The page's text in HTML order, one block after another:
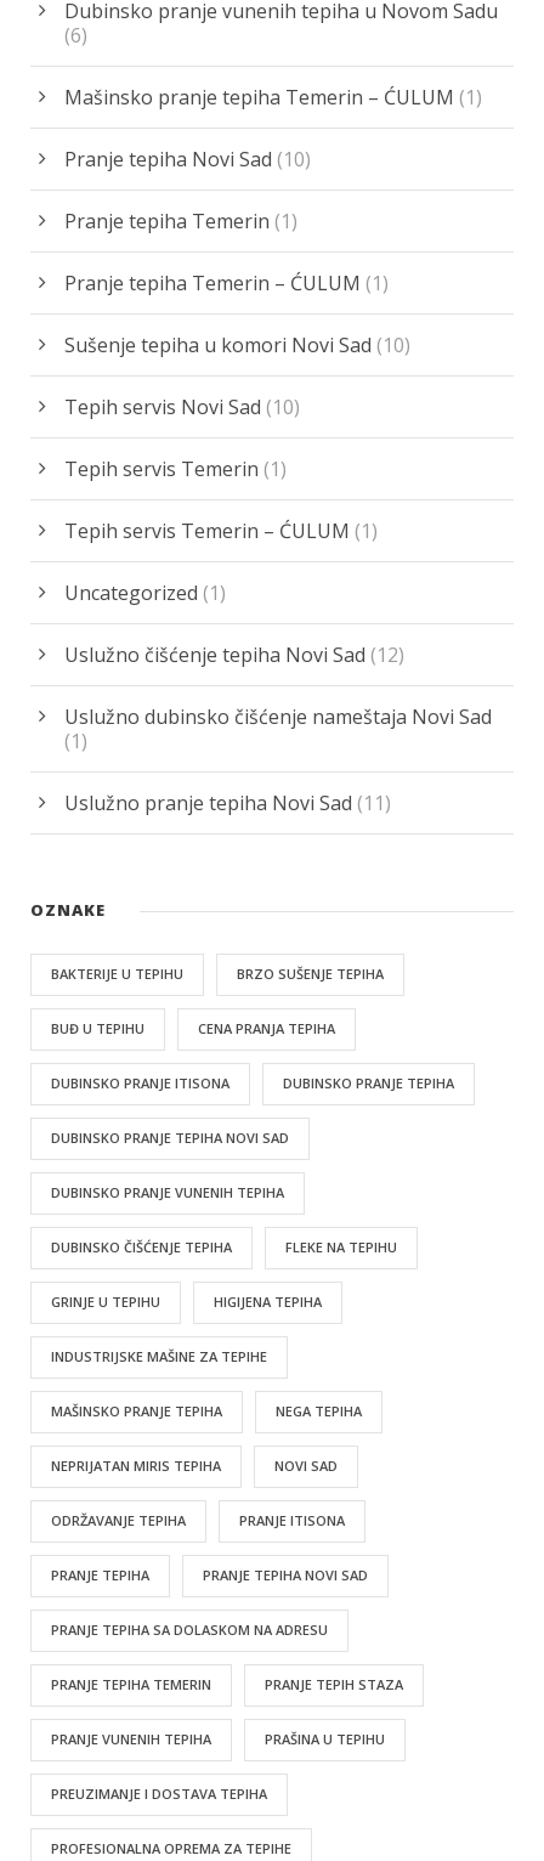
Dubinsko pranje vunenih tepiha u Novom Sadu
(6)
Mašinsko pranje tepiha Temerin – ĆULUM (1)
Pranje tepiha Novi Sad (10)
Pranje tepiha Temerin (1)
Pranje tepiha Temerin – ĆULUM (1)
Sušenje tepiha u komori Novi Sad (10)
Tepih servis Novi Sad (10)
Tepih servis Temerin (1)
Tepih servis Temerin – ĆULUM (1)
Uncategorized (1)
Uslužno čišćenje tepiha Novi Sad (12)
Uslužno dubinsko čišćenje nameštaja Novi Sad
(1)
Uslužno pranje tepiha Novi Sad (11)
OZNAKE
BAKTERIJE U TEPIHU BRZO SUŠENJE TEPIHA
BUĐ U TEPIHU CENA PRANJA TEPIHA
DUBINSKO PRANJE ITISONA DUBINSKO PRANJE TEPIHA
DUBINSKO PRANJE TEPIHA NOVI SAD
DUBINSKO PRANJE VUNENIH TEPIHA
DUBINSKO ČIŠĆENJE TEPIHA FLEKE NA TEPIHU
GRINJE U TEPIHU HIGIJENA TEPIHA
INDUSTRIJSKE MAŠINE ZA TEPIHE
MAŠINSKO PRANJE TEPIHA NEGA TEPIHA
NEPRIJATAN MIRIS TEPIHA NOVI SAD
ODRŽAVANJE TEPIHA PRANJE ITISONA
PRANJE TEPIHA PRANJE TEPIHA NOVI SAD
PRANJE TEPIHA SA DOLASKOM NA ADRESU
PRANJE TEPIHA TEMERIN PRANJE TEPIH STAZA
PRANJE VUNENIH TEPIHA PRAŠINA U TEPIHU
PREUZIMANJE I DOSTAVA TEPIHA
PROFESIONALNA OPREMA ZA TEPIHE